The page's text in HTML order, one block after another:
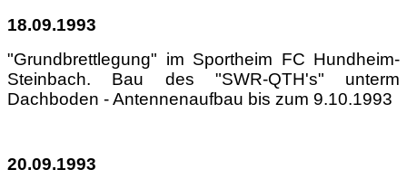
18.09.1993
"Grundbrettlegung" im Sportheim FC Hundheim-
Steinbach. Bau des "SWR-QTH's" unterm
Dachboden - Antennenaufbau bis zum 9.10.1993
20.09.1993